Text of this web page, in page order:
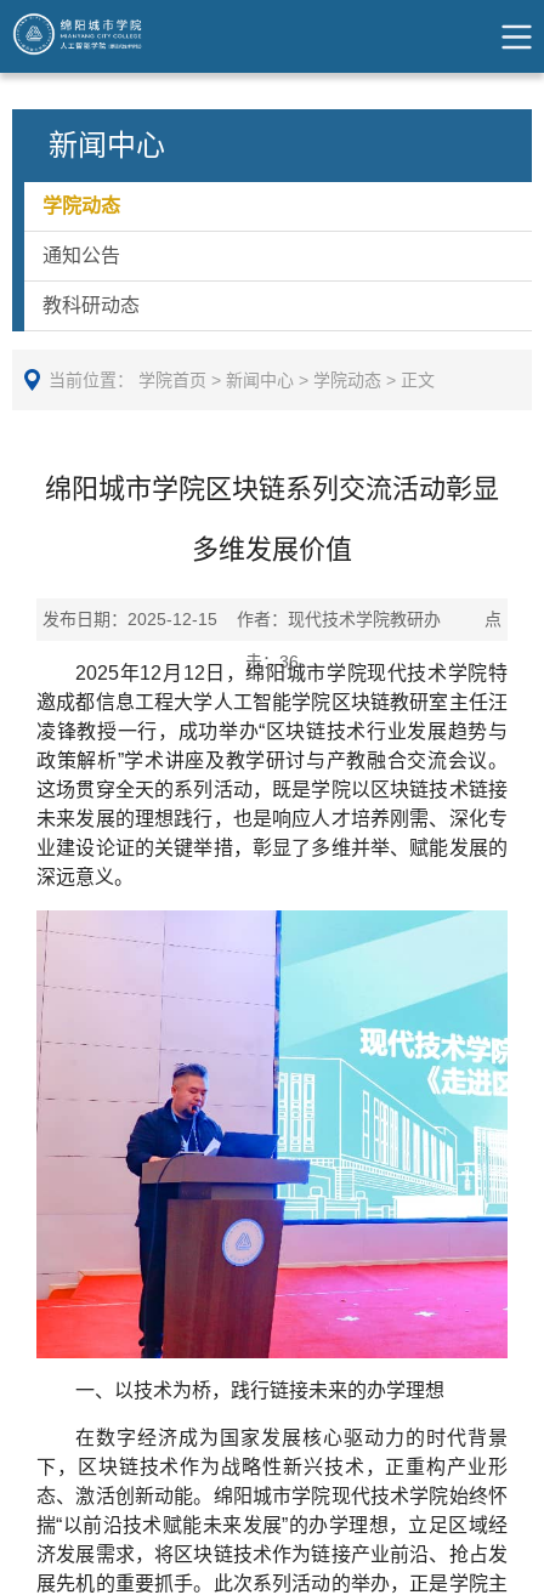
新闻中心
学院动态
通知公告
教科研动态
当前位置： 学院首页 > 新闻中心 > 学院动态 > 正文
绵阳城市学院区块链系列交流活动彰显
多维发展价值
发布日期：2025-12-15 作者：现代技术学院教研办 点
击：36
2025年12月12日，绵阳城市学院现代技术学院特
邀成都信息工程大学人工智能学院区块链教研室主任汪
凌锋教授一行，成功举办“区块链技术行业发展趋势与
政策解析”学术讲座及教学研讨与产教融合交流会议。
这场贯穿全天的系列活动，既是学院以区块链技术链接
未来发展的理想践行，也是响应人才培养刚需、深化专
业建设论证的关键举措，彰显了多维并举、赋能发展的
深远意义。
一、以技术为桥，践行链接未来的办学理想
在数字经济成为国家发展核心驱动力的时代背景
下，区块链技术作为战略性新兴技术，正重构产业形
态、激活创新动能。绵阳城市学院现代技术学院始终怀
揣“以前沿技术赋能未来发展”的办学理想，立足区域经
济发展需求，将区块链技术作为链接产业前沿、抢占发
展先机的重要抓手。此次系列活动的举办，正是学院主